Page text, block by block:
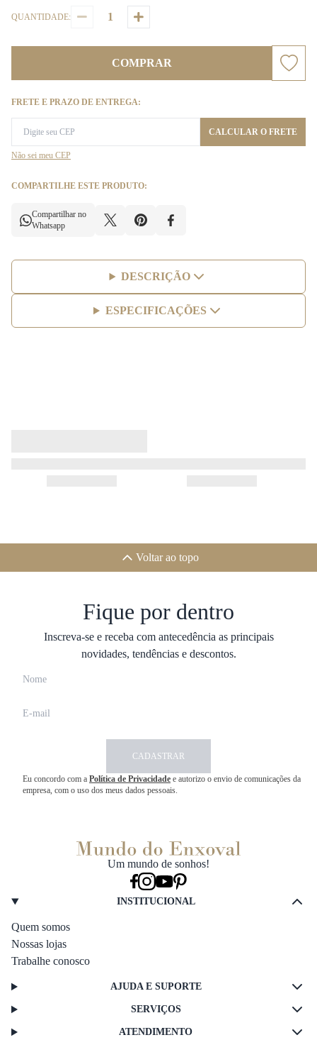
QUANTIDADE:
COMPRAR
FRETE E PRAZO DE ENTREGA:
CALCULAR O FRETE
Não sei meu CEP
COMPARTILHE ESTE PRODUTO:
Compartilhar no
Whatsapp
DESCRIÇÃO
ESPECIFICAÇÕES
Voltar ao topo
Fique por dentro
Inscreva-se e receba com antecedência as principais
novidades, tendências e descontos.
CADASTRAR
Eu concordo com a Política de Privacidade e autorizo o envio de comunicações da
empresa, com o uso dos meus dados pessoais.
Um mundo de sonhos!
INSTITUCIONAL
Quem somos
Nossas lojas
Trabalhe conosco
AJUDA E SUPORTE
SERVIÇOS
ATENDIMENTO